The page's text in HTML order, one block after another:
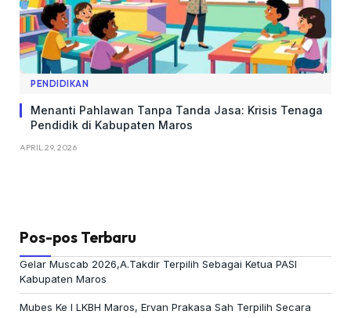
PENDIDIKAN
Menanti Pahlawan Tanpa Tanda Jasa: Krisis Tenaga
Pendidik di Kabupaten Maros
APRIL 29, 2026
Pos-pos Terbaru
Gelar Muscab 2026,A.Takdir Terpilih Sebagai Ketua PASI
Kabupaten Maros
Mubes Ke I LKBH Maros, Ervan Prakasa Sah Terpilih Secara